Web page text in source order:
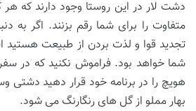
دشت لار در این روستا وجود دارند که هر
متفاوت را برای شما رقم بزنند. اگر به
تجدید قوا و لذت بردن از طبیعت هستید
شما خواهد بود. فراموش نکنید که در
هویچ را در برنامه خود قرار دهید
بهار مملو از گل های رنگارنگ می شود.